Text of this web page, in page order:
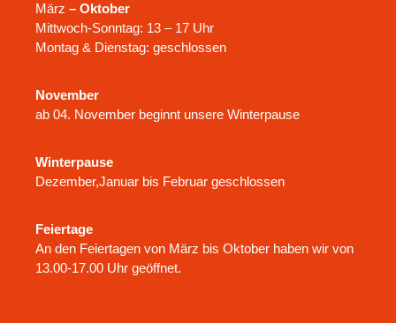
März – Oktober
Mittwoch-Sonntag: 13 – 17 Uhr
Montag & Dienstag: geschlossen
November
ab 04. November beginnt unsere Winterpause
Winterpause
Dezember,Januar bis Februar geschlossen
Feiertage
An den Feiertagen von März bis Oktober haben wir von
13.00-17.00 Uhr geöffnet.